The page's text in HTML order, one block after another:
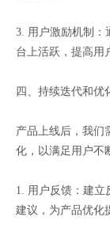
3. 用户激励机制：
台上活跃，提高用
四、持续迭代和优
产品上线后，我们
化，以满足用户不
1. 用户反馈：建立
建议，为产品优化